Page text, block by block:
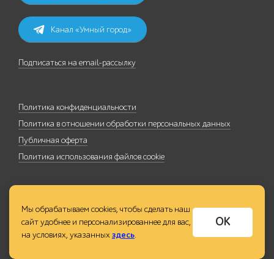
Канал «Умный город»
Подписаться на email-рассылку
Политика конфиденциальности
Политика в отношении обработки персональных данных
Публичная оферта
Политика использования файлов cookie
Мы обрабатываем cookies, чтобы сделать наш
сайт удобнее и персонализированнее для вас,
на условиях, указанныхздесь.
ОК